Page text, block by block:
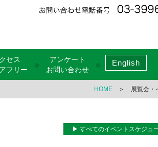
セス
フリー
アンケート
お問い合わせ
English
HOME ＞ 展覧会・
▶ すべてのイベントスケジュ